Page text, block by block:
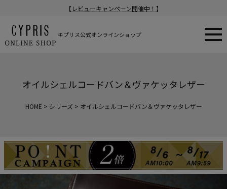
【 レビューキャンペーン開催中！ 】
キプリス公式オンラインショップ
オイルシェルコードバン＆ヴァケッタレザー
HOME シリーズ オイルシェルコードバン＆ヴァケッタレザー